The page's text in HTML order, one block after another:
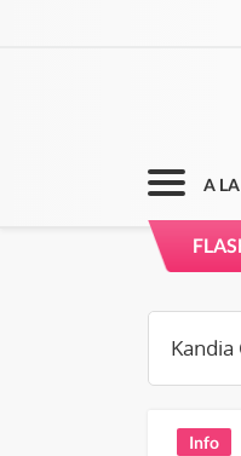
A
Info